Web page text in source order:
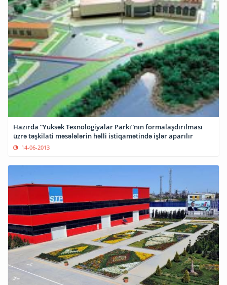
Hazırda “Yüksək Texnologiyalar Parkı”nın formalaşdırılması
üzrə təşkilati məsələlərin həlli istiqamətində işlər aparılır
14-06-2013